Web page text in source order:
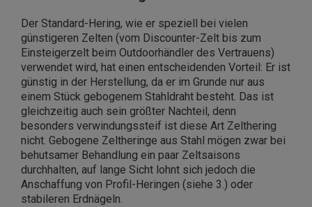
Der Standard-Hering, wie er speziell bei vielen
günstigeren Zelten (vom Discounter-Zelt bis zum
Einsteigerzelt beim Outdoorhändler des Vertrauens)
verwendet wird, hat einen entscheidenden Vorteil: Er ist
günstig in der Herstellung, da er im Grunde nur aus
einem Stück gebogenem Stahldraht besteht. Das ist
gleichzeitig auch sein größter Nachteil, denn
besonders verwindungssteif ist diese Art Zelthering
nicht. Gebogene Zeltheringe aus Stahl mögen zwar bei
behutsamer Behandlung ein paar Zeltsaisons
durchhalten, auf lange Sicht lohnt sich jedoch die
Anschaffung von Profil-Heringen (siehe 3.) oder
stabileren Erdnägeln.